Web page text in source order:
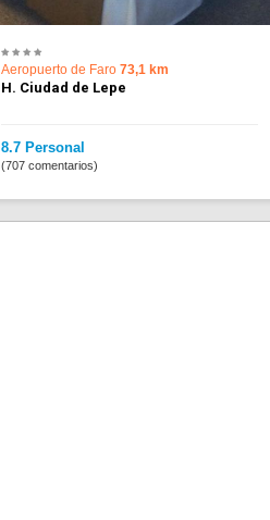
Aeropuerto de Faro73,1 km
H. Ciudad de Lepe
8.7 Personal
(707 comentarios)